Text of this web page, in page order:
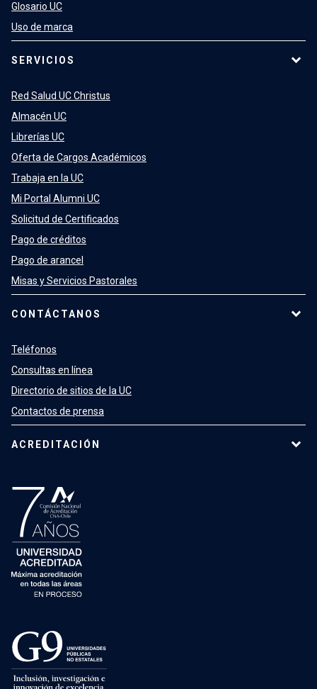
Glosario UC
Uso de marca
SERVICIOS
Red Salud UC Christus
Almacén UC
Librerías UC
Oferta de Cargos Académicos
Trabaja en la UC
Mi Portal Alumni UC
Solicitud de Certificados
Pago de créditos
Pago de arancel
Misas y Servicios Pastorales
CONTÁCTANOS
Teléfonos
Consultas en línea
Directorio de sitios de la UC
Contactos de prensa
ACREDITACIÓN